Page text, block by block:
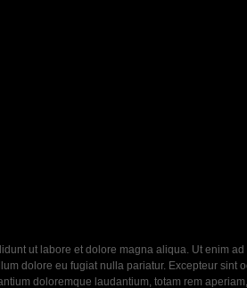
ut labore et dolore magna aliqua. Ut enim
dolore eu fugiat nulla pariatur. Excepteur
doloremque laudantium, totam rem